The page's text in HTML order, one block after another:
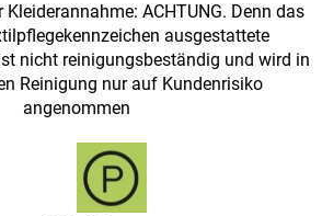
ACHTUNG. Denn das
ausgestattete
nicht reinigungsbeständig und wird in
Reinigung nur auf Kundenrisiko
angenommen